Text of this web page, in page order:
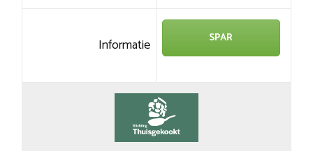
Informatie SPAR